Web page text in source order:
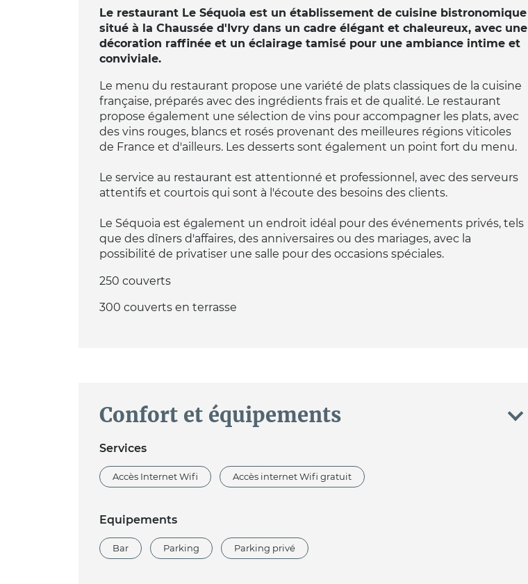
Le restaurant Le Séquoia est un établissement de cuisine bistronomique
situé à la Chaussée d'Ivry dans un cadre élégant et chaleureux, avec une
décoration raffinée et un éclairage tamisé pour une ambiance intime et
conviviale.
Le menu du restaurant propose une variété de plats classiques de la cuisine
française, préparés avec des ingrédients frais et de qualité. Le restaurant
propose également une sélection de vins pour accompagner les plats, avec
des vins rouges, blancs et rosés provenant des meilleures régions viticoles
de France et d'ailleurs. Les desserts sont également un point fort du menu.
Le service au restaurant est attentionné et professionnel, avec des serveurs
attentifs et courtois qui sont à l'écoute des besoins des clients.
Le Séquoia est également un endroit idéal pour des événements privés, tels
que des dîners d'affaires, des anniversaires ou des mariages, avec la
possibilité de privatiser une salle pour des occasions spéciales.
250 couverts
300 couverts en terrasse
Confort et équipements
Services
Accès Internet Wifi Accès internet Wifi gratuit
Equipements
Bar Parking Parking privé